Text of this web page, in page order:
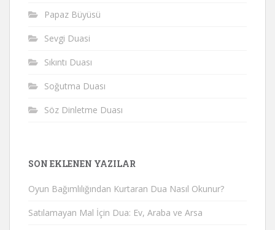
Papaz Büyüsü
Sevgi Duasi
Sıkıntı Duası
Soğutma Duası
Söz Dinletme Duası
SON EKLENEN YAZILAR
Oyun Bağımlılığından Kurtaran Dua Nasıl Okunur?
Satılamayan Mal İçin Dua: Ev, Araba ve Arsa